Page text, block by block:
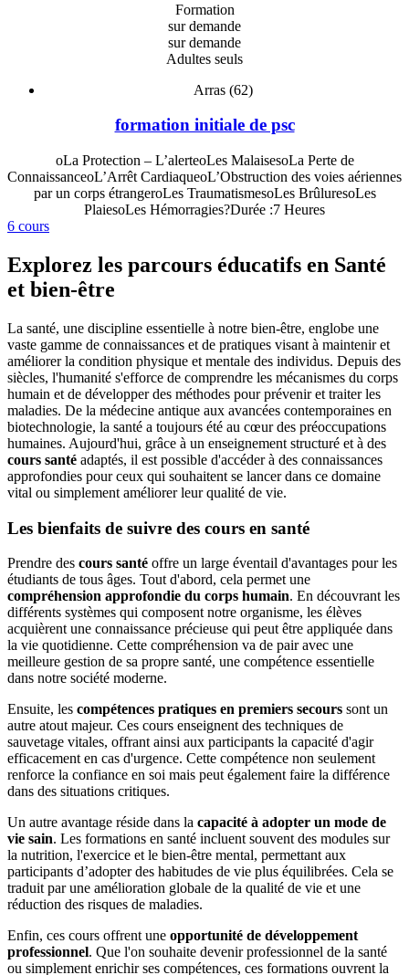
Formation
sur demande
sur demande
Adultes seuls
Arras (62)
formation initiale de psc
oLa Protection – L’alerteoLes MalaisesoLa Perte de
ConnaissanceoL’Arrêt CardiaqueoL’Obstruction des voies aériennes
par un corps étrangeroLes TraumatismesoLes BrûluresoLes
PlaiesoLes Hémorragies?Durée :7 Heures
6 cours
Explorez les parcours éducatifs en Santé
et bien-être
La santé, une discipline essentielle à notre bien-être, englobe une
vaste gamme de connaissances et de pratiques visant à maintenir et
améliorer la condition physique et mentale des individus. Depuis des
siècles, l'humanité s'efforce de comprendre les mécanismes du corps
humain et de développer des méthodes pour prévenir et traiter les
maladies. De la médecine antique aux avancées contemporaines en
biotechnologie, la santé a toujours été au cœur des préoccupations
humaines. Aujourd'hui, grâce à un enseignement structuré et à des
cours santé adaptés, il est possible d'accéder à des connaissances
approfondies pour ceux qui souhaitent se lancer dans ce domaine
vital ou simplement améliorer leur qualité de vie.
Les bienfaits de suivre des cours en santé
Prendre des cours santé offre un large éventail d'avantages pour les
étudiants de tous âges. Tout d'abord, cela permet une
compréhension approfondie du corps humain. En découvrant les
différents systèmes qui composent notre organisme, les élèves
acquièrent une connaissance précieuse qui peut être appliquée dans
la vie quotidienne. Cette compréhension va de pair avec une
meilleure gestion de sa propre santé, une compétence essentielle
dans notre société moderne.
Ensuite, les compétences pratiques en premiers secours sont un
autre atout majeur. Ces cours enseignent des techniques de
sauvetage vitales, offrant ainsi aux participants la capacité d'agir
efficacement en cas d'urgence. Cette compétence non seulement
renforce la confiance en soi mais peut également faire la différence
dans des situations critiques.
Un autre avantage réside dans la capacité à adopter un mode de
vie sain. Les formations en santé incluent souvent des modules sur
la nutrition, l'exercice et le bien-être mental, permettant aux
participants d’adopter des habitudes de vie plus équilibrées. Cela se
traduit par une amélioration globale de la qualité de vie et une
réduction des risques de maladies.
Enfin, ces cours offrent une opportunité de développement
professionnel. Que l'on souhaite devenir professionnel de la santé
ou simplement enrichir ses compétences, ces formations ouvrent la